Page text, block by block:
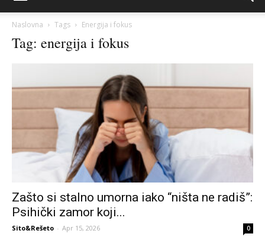
Naslovna Tags Energija i fokus
Tag: energija i fokus
Zašto si stalno umorna iako “ništa ne radiš”:
Psihički zamor koji...
Sito&Rešeto - Apr 15, 2026 0